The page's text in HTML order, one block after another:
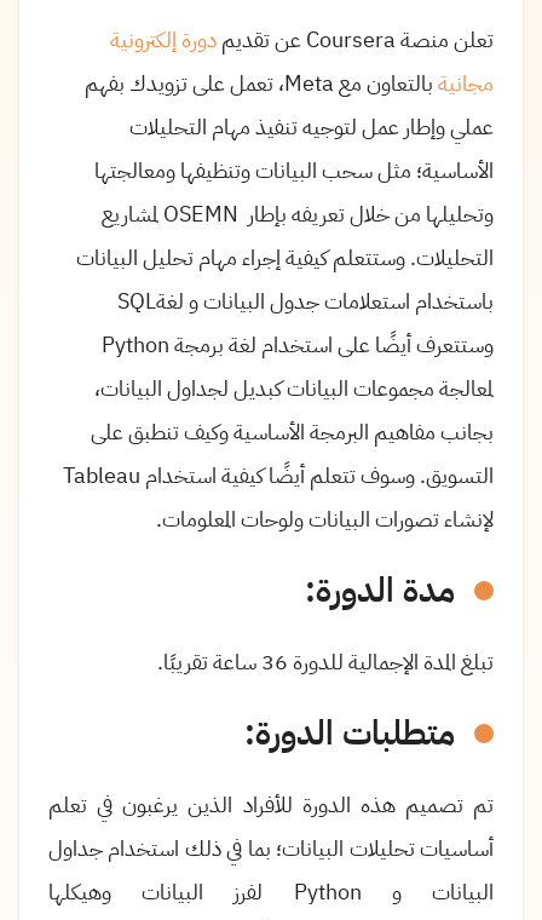
تعلن منصة Coursera عن تقديم
دورة إلكترونية
مجانية
بالتعاون مع Meta، تعمل على تزويدك بفهم
عملي وإطار عمل لتوجيه تنفيذ مهام التحليلات
الأساسية؛ مثل سحب البيانات وتنظيفها ومعالجتها
وتحليلها من خلال تعريفه بإطار OSEMN لمشاريع
التحليلات. وستتعلم كيفية إجراء مهام تحليل البيانات
باستخدام استعلامات جدول البيانات و لغةSQL
وستتعرف أيضًا على استخدام لغة برمجة Python
لمعالجة مجموعات البيانات كبديل لجداول البيانات،
بجانب مفاهيم البرمجة الأساسية وكيف تنطبق على
التسويق. وسوف تتعلم أيضًا كيفية استخدام Tableau
لإنشاء تصورات البيانات ولوحات المعلومات.
مدة الدورة:
تبلغ المدة الإجمالية للدورة 36 ساعة تقريبًا.
متطلبات الدورة:
تم تصميم هذه الدورة للأفراد الذين يرغبون في تعلم
أساسيات تحليلات البيانات؛ بما في ذلك استخدام جداول
البيانات و Python لفرز البيانات وهيكلها